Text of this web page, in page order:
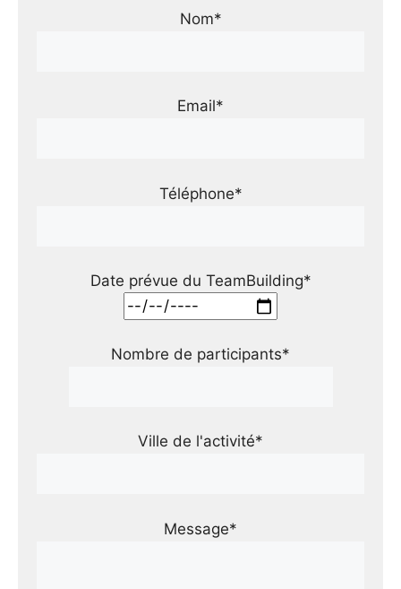
Nom*
Email*
Téléphone*
Date prévue du TeamBuilding*
Nombre de participants*
Ville de l'activité*
Message*